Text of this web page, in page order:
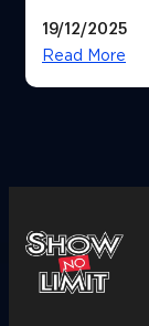
19/12/2025
Read More